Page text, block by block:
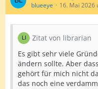
blueeye 16. Mai 2026
Zitat von librarian
Es gibt sehr viele
ändern sollte. Aber
gehört für mich nicht
das noch eine